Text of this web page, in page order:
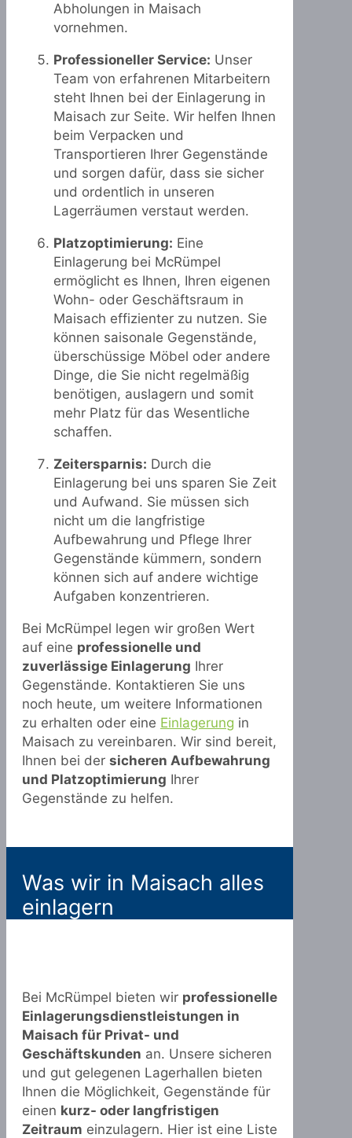
Abholungen in Maisach
vornehmen.
Professioneller Service: Unser
Team von erfahrenen Mitarbeitern
steht Ihnen bei der Einlagerung in
Maisach zur Seite. Wir helfen Ihnen
beim Verpacken und
Transportieren Ihrer Gegenstände
und sorgen dafür, dass sie sicher
und ordentlich in unseren
Lagerräumen verstaut werden.
Platzoptimierung: Eine
Einlagerung bei McRümpel
ermöglicht es Ihnen, Ihren eigenen
Wohn- oder Geschäftsraum in
Maisach effizienter zu nutzen. Sie
können saisonale Gegenstände,
überschüssige Möbel oder andere
Dinge, die Sie nicht regelmäßig
benötigen, auslagern und somit
mehr Platz für das Wesentliche
schaffen.
Zeitersparnis: Durch die
Einlagerung bei uns sparen Sie Zeit
und Aufwand. Sie müssen sich
nicht um die langfristige
Aufbewahrung und Pflege Ihrer
Gegenstände kümmern, sondern
können sich auf andere wichtige
Aufgaben konzentrieren.
Bei McRümpel legen wir großen Wert
auf eine professionelle und
zuverlässige Einlagerung Ihrer
Gegenstände. Kontaktieren Sie uns
noch heute, um weitere Informationen
zu erhalten oder eine Einlagerung in
Maisach zu vereinbaren. Wir sind bereit,
Ihnen bei der sicheren Aufbewahrung
und Platzoptimierung Ihrer
Gegenstände zu helfen.
Was wir in Maisach alles
einlagern
Bei McRümpel bieten wir professionelle
Einlagerungsdienstleistungen in
Maisach für Privat- und
Geschäftskunden an. Unsere sicheren
und gut gelegenen Lagerhallen bieten
Ihnen die Möglichkeit, Gegenstände für
einen kurz- oder langfristigen
Zeitraum einzulagern. Hier ist eine Liste